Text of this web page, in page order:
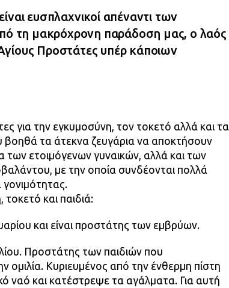
ευσπλαχνικοί απέναντι των
τη μακρόχρονη παράδοση μας, ο λαός
Προστάτες υπέρ κάποιων
για την εγκυμοσύνη, τον τοκετό αλλά και τα
βοηθά τα άτεκνα ζευγάρια να αποκτήσουν
των ετοιμόγενων γυναικών, αλλά και των
με την οποία συνδέονται πολλά
και παιδιά:
και είναι προστάτης των εμβρύων.
Προστάτης των παιδιών που
ομιλία. Κυριευμένος από την ένθερμη πίστη
ναό και κατέστρεψε τα αγάλματα. Για αυτή